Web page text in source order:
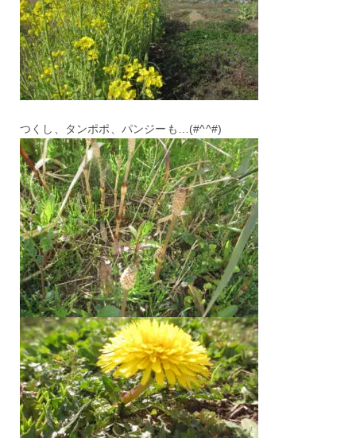
つくし、タンポポ、パンジーも…(#^^#)